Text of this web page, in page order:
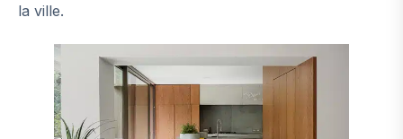
la ville.